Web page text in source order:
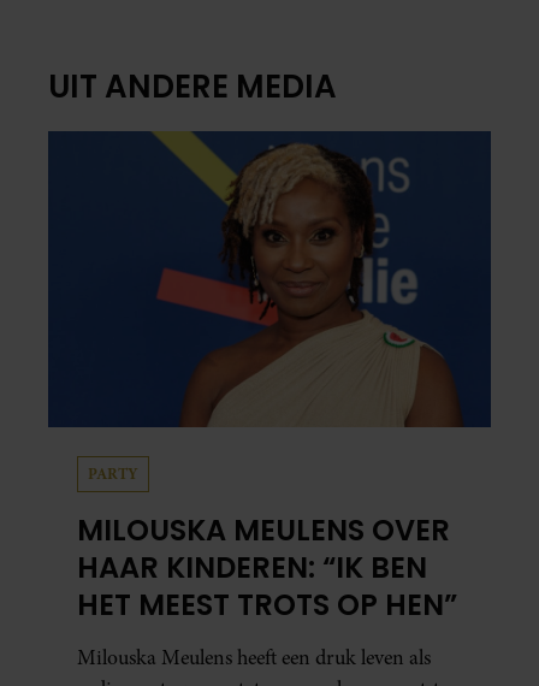
UIT ANDERE MEDIA
PARTY
MILOUSKA MEULENS OVER
HAAR KINDEREN: “IK BEN
HET MEEST TROTS OP HEN”
Milouska Meulens heeft een druk leven als